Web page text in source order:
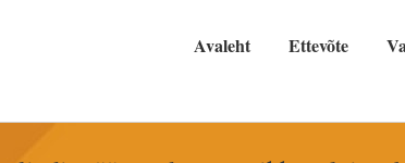
Avaleht Ettevõte